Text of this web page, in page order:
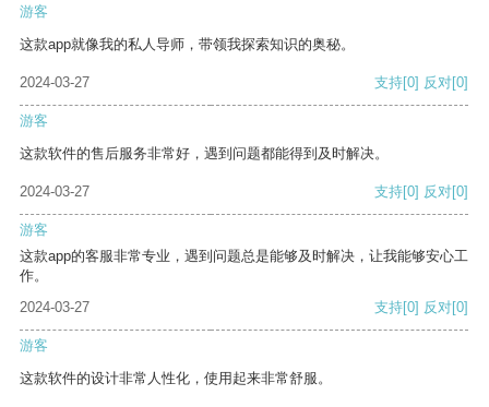
游客
这款app就像我的私人导师，带领我探索知识的奥秘。
2024-03-27 支持[0] 反对[0]
游客
这款软件的售后服务非常好，遇到问题都能得到及时解决。
2024-03-27 支持[0] 反对[0]
游客
这款app的客服非常专业，遇到问题总是能够及时解决，让我能够安心工
作。
2024-03-27
支持[0] 反对[0]
游客
这款软件的设计非常人性化，使用起来非常舒服。